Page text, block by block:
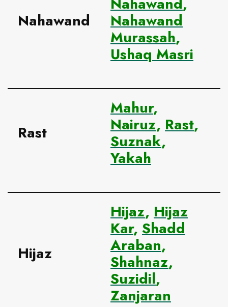
Nahawand
Nahawand
Murassah,
Ushaq Masri
Rast
Mahur,
Nairuz, Rast,
Suznak,
Yakah
Hijaz
Hijaz, Hijaz
Kar, Shadd
Araban,
Shahnaz,
Suzidil,
Zanjaran